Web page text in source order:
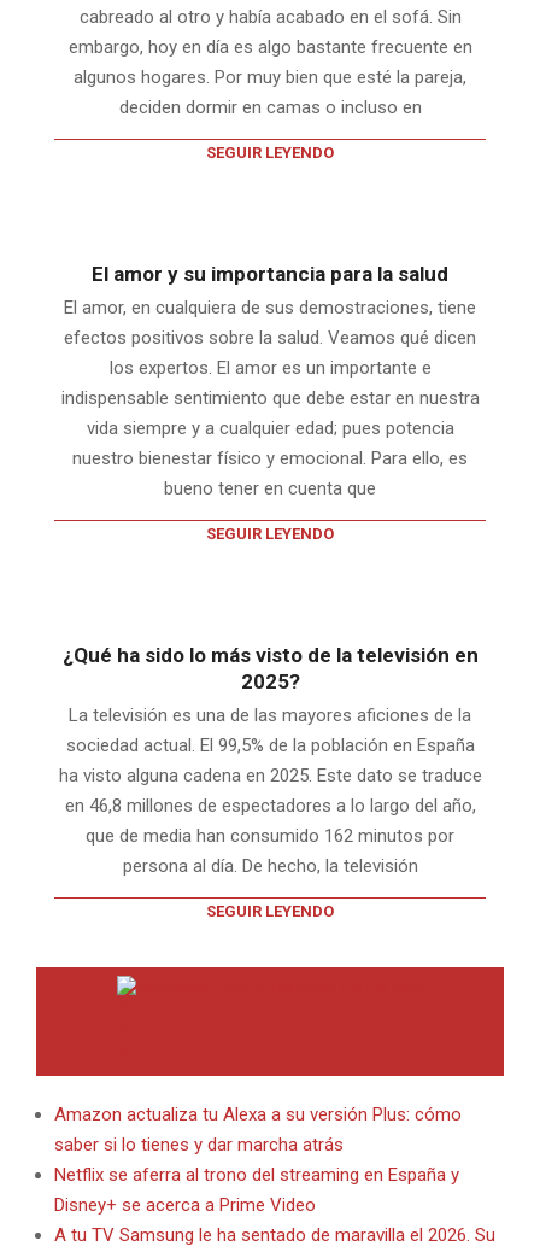
cabreado al otro y había acabado en el sofá. Sin
embargo, hoy en día es algo bastante frecuente en
algunos hogares. Por muy bien que esté la pareja,
deciden dormir en camas o incluso en
SEGUIR LEYENDO
El amor y su importancia para la salud
El amor, en cualquiera de sus demostraciones, tiene
efectos positivos sobre la salud. Veamos qué dicen
los expertos. El amor es un importante e
indispensable sentimiento que debe estar en nuestra
vida siempre y a cualquier edad; pues potencia
nuestro bienestar físico y emocional. Para ello, es
bueno tener en cuenta que
SEGUIR LEYENDO
¿Qué ha sido lo más visto de la televisión en
2025?
La televisión es una de las mayores aficiones de la
sociedad actual. El 99,5% de la población en España
ha visto alguna cadena en 2025. Este dato se traduce
en 46,8 millones de espectadores a lo largo del año,
que de media han consumido 162 minutos por
persona al día. De hecho, la televisión
SEGUIR LEYENDO
Amazon actualiza tu Alexa a su versión Plus: cómo
saber si lo tienes y dar marcha atrás
Netflix se aferra al trono del streaming en España y
Disney+ se acerca a Prime Video
A tu TV Samsung le ha sentado de maravilla el 2026. Su